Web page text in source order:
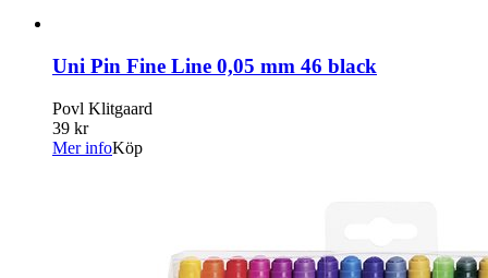
Uni Pin Fine Line 0,05 mm 46 black
Povl Klitgaard
39 kr
Mer infoKöp